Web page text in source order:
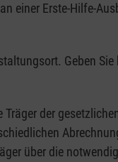
einer Erste-Hilfe-
Geben Sie
der
über die